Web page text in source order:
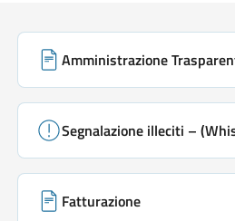
Link di servizio
Amministrazione
Segnalazione illeciti –
Fatturazione